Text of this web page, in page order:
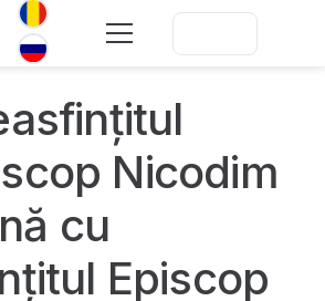
Nicodim
cu
Episcop